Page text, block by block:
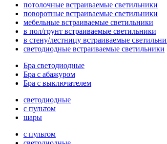
потолочные встраиваемые светильники
поворотные встраиваемые светильники
мебельные встраиваемые светильники
в пол/грунт встраиваемые светильники
в стену/лестницу встраиваемые
светодиодные встраиваемые светильники
Бра светодиодные
Бра с абажуром
Бра с выключателем
светодиодные
с пультом
шары
с пультом